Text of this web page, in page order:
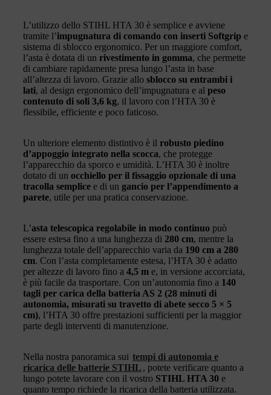
L’utilizzo dello STIHL HTA 30 è semplice e avviene
tramite l’impugnatura di comando con inserti Softgrip e
sistema di sblocco ergonomico. Per un maggiore comfort,
l’asta è dotata di un rivestimento in gomma, che permette
di cambiare rapidamente presa lungo l’asta in base
all’altezza di lavoro. Grazie allo sblocco su entrambi i
lati, al design ergonomico dell’impugnatura e al peso
contenuto di soli 3,6 kg, il lavoro con l’HTA 30 è
flessibile, efficiente e poco faticoso.
Un ulteriore elemento distintivo è il robusto piedino
d’appoggio integrato nella scocca, che protegge
l’apparecchio da sporco e umidità. L’HTA 30 è inoltre
dotato di un occhiello per il fissaggio opzionale di una
tracolla semplice e di un gancio per l’appendimento a
parete, utile per una pratica conservazione.
L’asta telescopica regolabile in modo continuo può
essere estesa fino a una lunghezza di 280 cm, mentre la
lunghezza totale dell’apparecchio varia da 190 cm a 280
cm. Con l’asta completamente estesa, l’HTA 30 è adatto
per altezze di lavoro fino a 4,5 m e, in versione accorciata,
è più facile da trasportare. Con un’autonomia fino a 140
tagli per carica della batteria AS 2 (28 minuti di
autonomia, misurati su travetto di abete secco 5 × 5
cm), l’HTA 30 offre prestazioni sufficienti per la maggior
parte degli interventi di manutenzione.
Nella nostra panoramica sui tempi di autonomia e
ricarica delle batterie STIHL , potete verificare quanto a
lungo potete lavorare con il vostro STIHL HTA 30 e
quanto tempo richiede la ricarica della batteria utilizzata.